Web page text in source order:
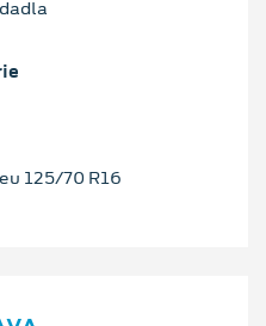
125/70 R16